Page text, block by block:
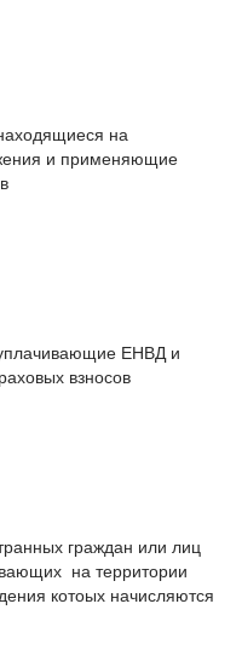
на
и применяющие
ЕНВД и
взносов
граждан или лиц
на территории
котоых начисляются